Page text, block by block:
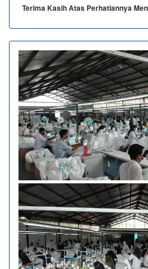
Terima Kasih Atas Perhatiannya